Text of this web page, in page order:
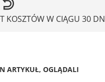
KOSZTÓW W CIĄGU 30
ARTYKUŁ, OGLĄDALI